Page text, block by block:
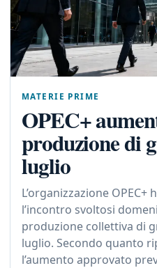
MATERIE PRIME
OPEC+
produzione di
luglio
L’organizzazione
l’incontro svoltosi
produzione collettiva di
luglio. Secondo quanto
l’aumento approvato